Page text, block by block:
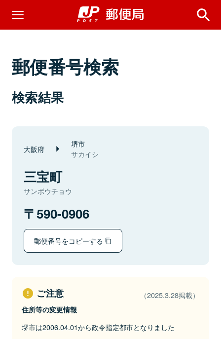
郵便番号検索
検索結果
大阪府 堺市
サカイシ
三宝町
サンボウチョウ
590-0906
郵便番号をコピーする
ご注意 （2025.3.28掲載）
住所等の変更情報
堺市は2006.04.01から政令指定都市となりました